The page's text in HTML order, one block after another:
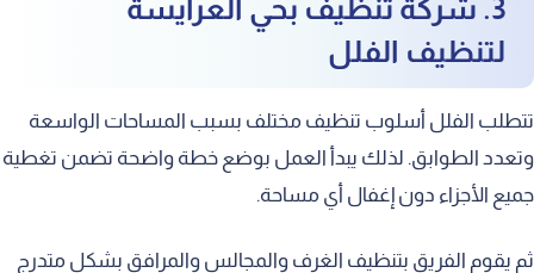
3. شركة تنظيف بحي العرايسة
لتنظيف الفلل
تتطلب الفلل أسلوب تنظيف مختلف بسبب المساحات الواسعة
وتعدد الطوابق. لذلك يبدأ العمل بوضع خطة واضحة تضمن تغطية
جميع الأجزاء دون إغفال أي مساحة.
ثم يقوم الفريق بتنظيف الغرف والمجالس والمرافق بشكل متدرج